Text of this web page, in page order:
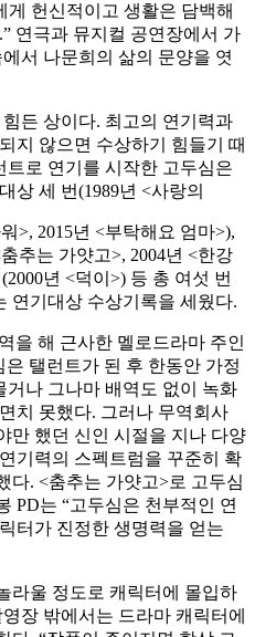
헌신적이고 생활은 담백해
연극과 뮤지컬 공연장에서 가
서 나문희의 삶의 문양을 엿
든 상이다. 최고의 연기력과
지 않으면 수상하기 힘들기 때
트로 연기를 시작한 고두심은
상 세 번(1989년 <사랑의
>, 2015년 <부탁해요 엄마>),
추는 가얏고>, 2004년 <한강
년 <덕이>) 등 총 여섯 번
연기대상 수상기록을 세웠다.
을 해 근사한 멜로드라마 주인
탤런트가 된 후 한동안 가정
거나 그나마 배역도 없이 녹화
치 못했다. 그러나 무역회사
만 했던 신인 시절을 지나 다양
기력의 스펙트럼을 꾸준히 확
다. <춤추는 가얏고>로 고두심
PD는 “고두심은 천부적인 연
터가 진정한 생명력을 얻는
라울 정도로 캐릭터에 몰입하
장 밖에서는 드라마 캐릭터에